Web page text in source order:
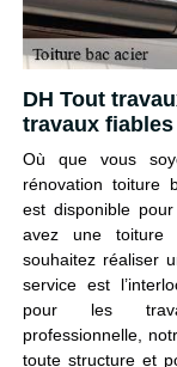
DH Tout
travaux
Où que vous
rénovation toiture
est disponible
avez une toiture
souhaitez réaliser
service est
pour les
professionnelle,
toute structure et